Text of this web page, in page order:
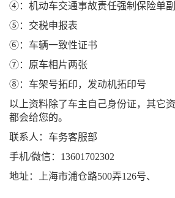
④：机动车交通事故责任强制保险单
⑤：交税申报表
⑥：车辆一致性证书
⑦：原车相片两张
⑧：车架号拓印，发动机拓印号
以上资料除了车主自己身份证，其它
都会给您的。
联系人：车务客服部
手机/微信：13601702302
地址：上海市浦仓路500弄126号、